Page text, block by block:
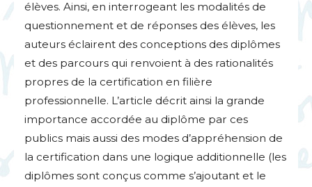
élèves. Ainsi, en interrogeant les modalités de
questionnement et de réponses des élèves, les
auteurs éclairent des conceptions des diplômes
et des parcours qui renvoient à des rationalités
propres de la certification en filière
professionnelle. L’article décrit ainsi la grande
importance accordée au diplôme par ces
publics mais aussi des modes d’appréhension de
la certification dans une logique additionnelle (les
diplômes sont conçus comme s’ajoutant et le